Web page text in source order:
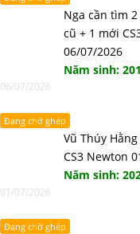
Nga cần tìm
cũ + 1 mới
06/07/2026
Năm sinh:
06/07/2026
Đang chờ ghép
Vũ Thúy
CS3 Newton
Năm sinh:
01/07/2026
Đang chờ ghép